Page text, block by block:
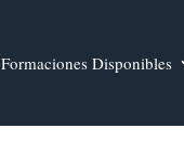
Formaciones Disponibles